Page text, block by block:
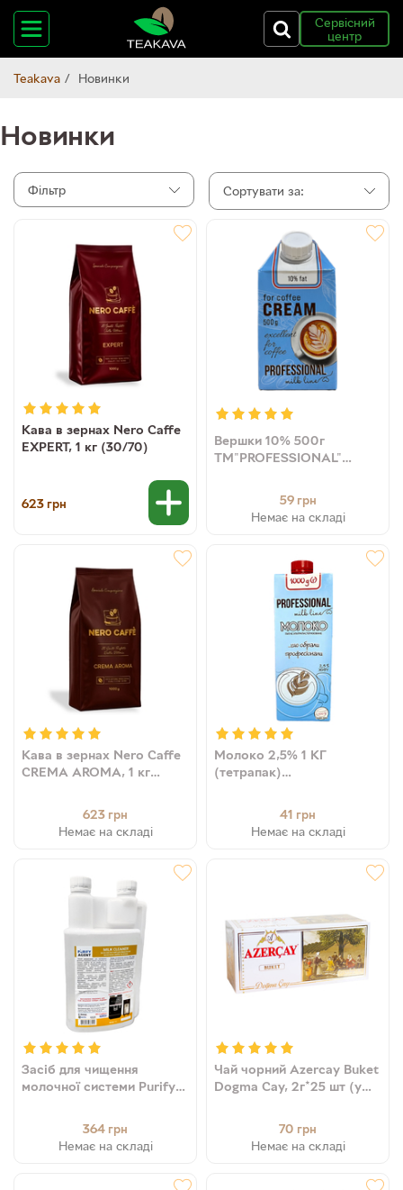
Сервісний
центр
Teakava Новинки
Новинки
Фільтр Сортувати за:
Кава в зернах Nero Caffe
EXPERT, 1 кг (30/70)
623грн
Вершки 10% 500г
ТМ"PROFESSIONAL"
59 грн
Немає на складі
Кава в зернах Nero Caffe
CREMA AROMA, 1 кг
623 грн
Немає на складі
Молоко 2,5% 1 КГ
(тетрапак)
41 грн
Немає на складі
Засіб для чищення
молочної системи Purify
(4820093485067)
364 грн
Немає на складі
Чай чорний Azercay Buket
Dogma Cay, 2г*25 шт (у
70 грн
Немає на складі